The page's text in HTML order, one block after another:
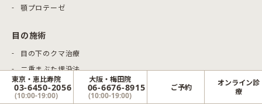
顎プロテーゼ
目の施術
目の下のクマ治療
二重まぶた埋没法
二重まぶた切開法
目頭切開
東京・恵比寿院
03-6450-2056
(10:00-19:00)
大阪・梅田院
06-6676-8915
(10:00-19:00)
ご予約
オンライン診
療